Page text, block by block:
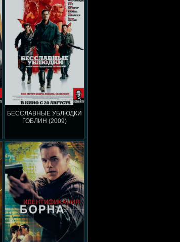
БЕССЛАВНЫЕ УБЛЮДКИ
ГОБЛИН (2009)